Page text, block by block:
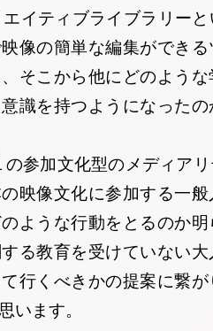
イティブライブラリー
像の簡単な編集ができ
そこから他にどのよう
識を持つようになった
参加文化型のメディア
映像文化に参加する一
ような行動をとるのか
る教育を受けていない
行くべきかの提案に繋
います。